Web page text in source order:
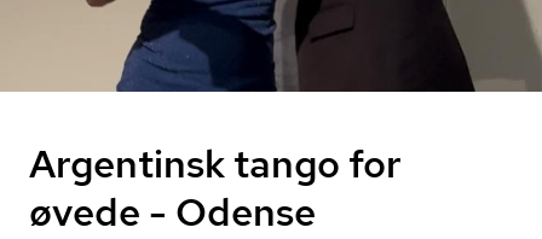
Argentinsk tango for
øvede - Odense